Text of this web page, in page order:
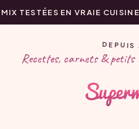
TESTÉES EN VRAIE CUISINE
DEPUIS
Recettes, carnets & petits